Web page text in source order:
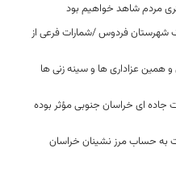
مردم شاهد خواهیم بود
فردوس /شمارات فرعی از
همین عزاداری ها و سینه زنی ها
جاده ای خراسان جنوبی مؤثر بوده
به حساب مرز نشینان خراسان